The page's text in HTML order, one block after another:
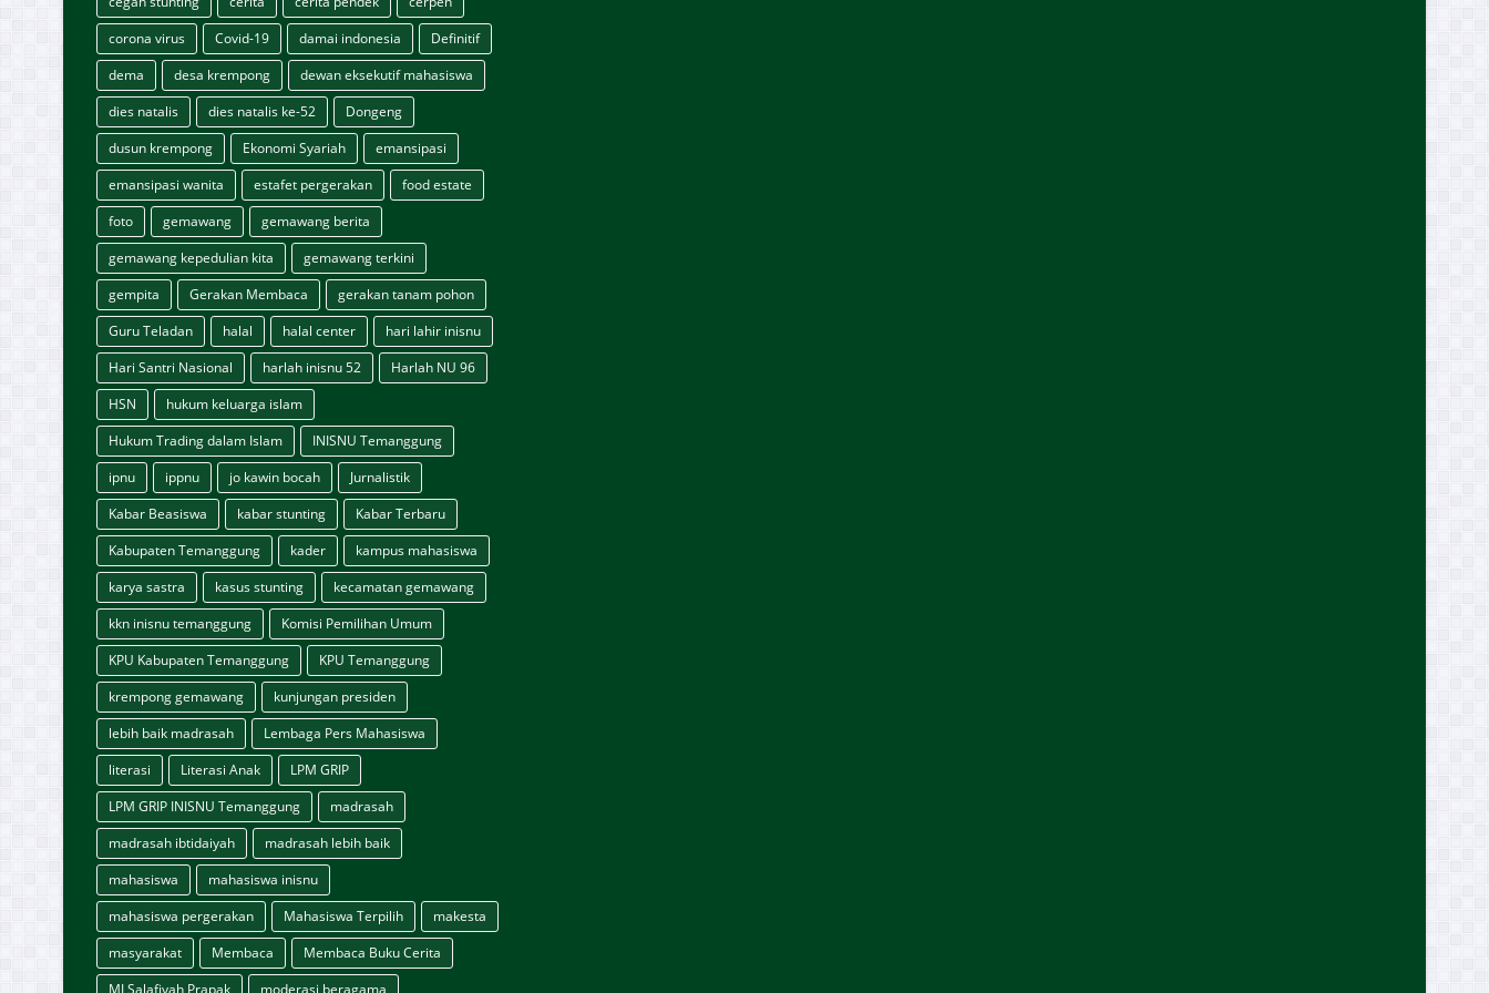
corona virus
Covid-19 damai indonesia
Definitif
dema
desa krempong
dewan eksekutif mahasiswa
dies natalis
dies natalis ke-52
Dongeng
dusun krempong
Ekonomi Syariah
emansipasi
emansipasi wanita
estafet pergerakan
food estate
foto
gemawang
gemawang berita
gemawang kepedulian kita
gemawang terkini
gempita
Gerakan Membaca
gerakan tanam pohon
Guru Teladan
halal halal center
hari lahir inisnu
Hari Santri Nasional
harlah inisnu 52
Harlah NU 96
HSN
hukum keluarga islam
Hukum Trading dalam Islam
INISNU Temanggung
ipnu
ippnu jo kawin bocah
Jurnalistik
Kabar Beasiswa
kabar stunting
Kabar Terbaru
Kabupaten Temanggung
kader
kampus mahasiswa
karya sastra
kasus stunting
kecamatan gemawang
kkn inisnu temanggung
Komisi Pemilihan Umum
KPU Kabupaten Temanggung
KPU Temanggung
krempong gemawang
kunjungan presiden
lebih baik madrasah
Lembaga Pers Mahasiswa
literasi
Literasi Anak
LPM GRIP
LPM GRIP INISNU Temanggung
madrasah
madrasah ibtidaiyah
madrasah lebih baik
mahasiswa
mahasiswa inisnu
mahasiswa pergerakan
Mahasiswa Terpilih
makesta
masyarakat
Membaca
Membaca Buku Cerita
MI Salafiyah Prapak
moderasi beragama